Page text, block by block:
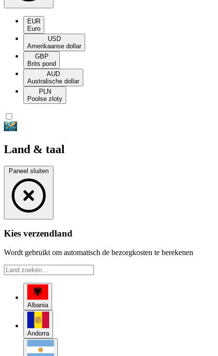
EUR
Euro
USD
Amerikaanse dollar
GBP
Brits pond
AUD
Australische dollar
PLN
Poolse zloty
Land & taal
Paneel sluiten
Kies verzendland
Wordt gebruikt om automatisch de bezorgkosten te berekenen
Albania
Andorra